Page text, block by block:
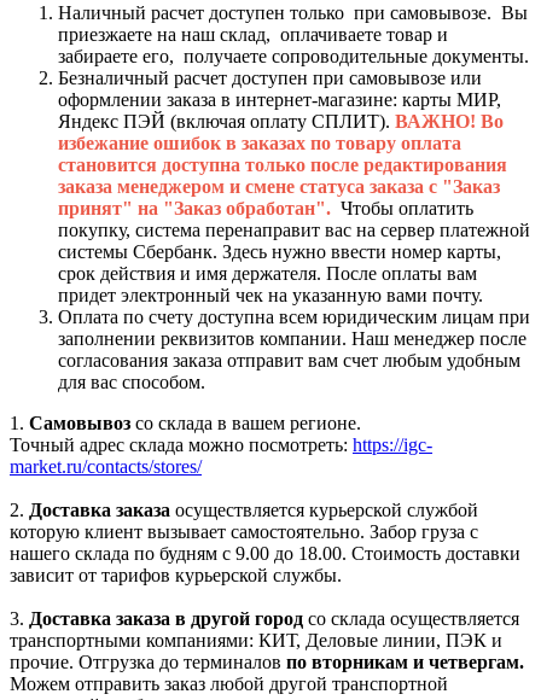
Наличный расчет доступен только при самовывозе. Вы
приезжаете на наш склад, оплачиваете товар и
забираете его, получаете сопроводительные документы.
Безналичный расчет доступен при самовывозе или
оформлении заказа в интернет-магазине: карты МИР,
Яндекс ПЭЙ (включая оплату СПЛИТ). ВАЖНО! Во
избежание ошибок в заказах по товару оплата
становится доступна только после редактирования
заказа менеджером и смене статуса заказа с "Заказ
принят" на "Заказ обработан". Чтобы оплатить
покупку, система перенаправит вас на сервер платежной
системы Сбербанк. Здесь нужно ввести номер карты,
срок действия и имя держателя. После оплаты вам
придет электронный чек на указанную вами почту.
Оплата по счету доступна всем юридическим лицам при
заполнении реквизитов компании. Наш менеджер после
согласования заказа отправит вам счет любым удобным
для вас способом.
1. Самовывоз со склада в вашем регионе.
Точный адрес склада можно посмотреть: https://igc-
market.ru/contacts/stores/
2. Доставка заказа осуществляется курьерской службой
которую клиент вызывает самостоятельно. Забор груза с
нашего склада по будням с 9.00 до 18.00. Стоимость доставки
зависит от тарифов курьерской службы.
3. Доставка заказа в другой город со склада осуществляется
транспортными компаниями: КИТ, Деловые линии, ПЭК и
прочие. Отгрузка до терминалов по вторникам и четвергам.
Можем отправить заказ любой другой транспортной